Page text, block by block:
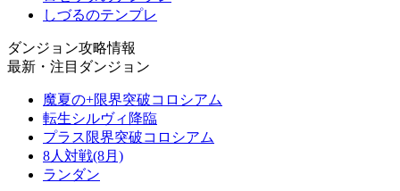
しづるのテンプレ
ダンジョン攻略情報
最新・注目ダンジョン
魔夏の+限界突破コロシアム
転生シルヴィ降臨
プラス限界突破コロシアム
8人対戦(8月)
ランダン